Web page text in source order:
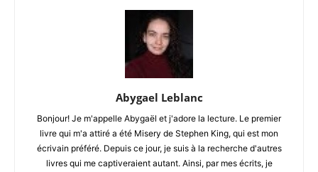
Abygael Leblanc
Bonjour! Je m'appelle Abygaël et j'adore la lecture. Le premier
livre qui m'a attiré a été Misery de Stephen King, qui est mon
écrivain préféré. Depuis ce jour, je suis à la recherche d'autres
livres qui me captiveraient autant. Ainsi, par mes écrits, je